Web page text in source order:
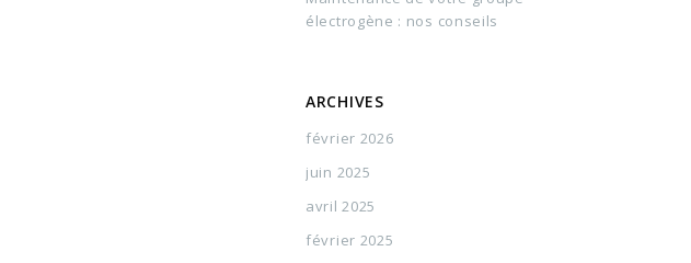
électrogène : nos conseils
ARCHIVES
février 2026
juin 2025
avril 2025
février 2025